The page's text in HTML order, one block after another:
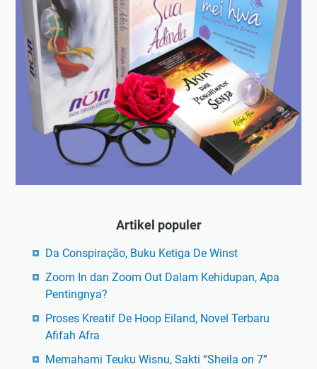
Artikel populer
Da Conspiração, Buku Ketiga De Winst
Zoom In dan Zoom Out Dalam Kehidupan, Apa
Pentingnya?
Proses Kreatif De Hoop Eiland, Novel Terbaru
Afifah Afra
Memahami Teuku Wisnu, Sakti “Sheila on 7”